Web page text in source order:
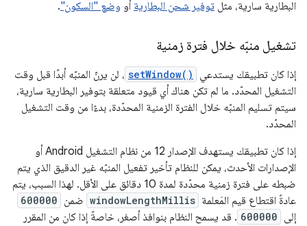
البطارية سارية، مثل توفير شحن البطارية أو وضع "السكون".
تشغيل منبّه خلال فترة زمنية
إذا كان تطبيقك يستدعي setWindow() ، لن يرنّ المنبّه أبدًا قبل وقت
التشغيل المحدّد. ما لم تكن هناك أي قيود متعلقة بتوفير البطارية سارية،
سيتم تسليم المنبّه خلال الفترة الزمنية المحدّدة، بدءًا من وقت التشغيل
المحدّد.
إذا كان تطبيقك يستهدف الإصدار 12 من نظام التشغيل Android أو
الإصدارات الأحدث، يمكن للنظام تأخير تفعيل المنبّه غير الدقيق الذي يتم
ضبطه على فترة زمنية محدّدة لمدة 10 دقائق على الأقل. لهذا السبب، يتم
عادةً اقتطاع قيم المَعلمة windowLengthMillis ضمن 600000
إلى 600000 . قد يسمح النظام بنوافذ أصغر، خاصةً إذا كان من المقرر